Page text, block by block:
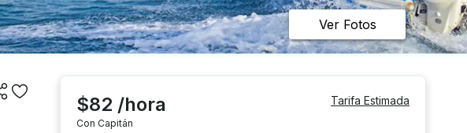
Ver Fotos
$82 /hora
Con Capitán
Tarifa Estimada